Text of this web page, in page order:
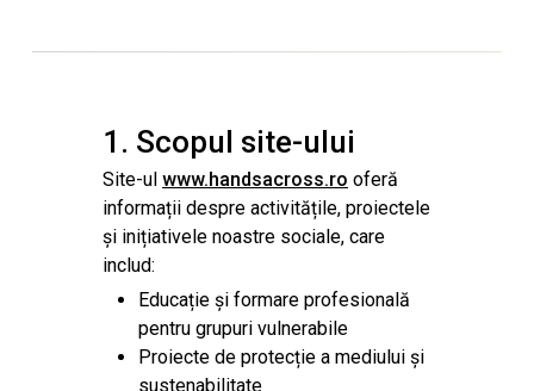
1. Scopul site-ului
Site-ul www.handsacross.ro oferă
informații despre activitățile, proiectele
și inițiativele noastre sociale, care
includ:
Educație și formare profesională
pentru grupuri vulnerabile
Proiecte de protecție a mediului și
sustenabilitate